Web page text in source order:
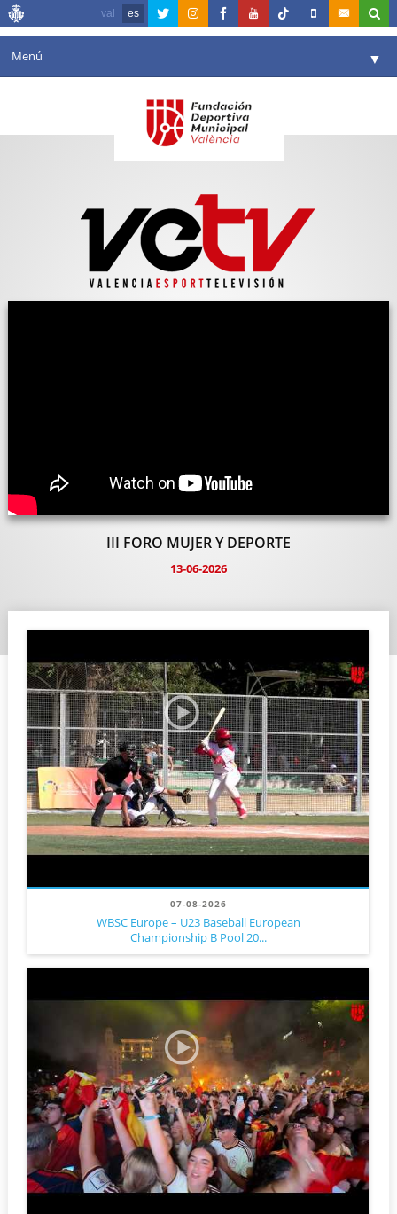
val es
Menú ▼
Agenda
Comunicación
Valencia en deporte
Portal de Transparencia
III FORO MUJER Y DEPORTE
13-06-2026
07-08-2026
WBSC Europe – U23 Baseball European
Championship B Pool 20...